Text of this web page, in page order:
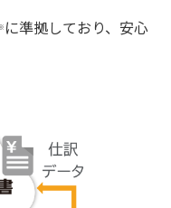
に準拠しており、安心